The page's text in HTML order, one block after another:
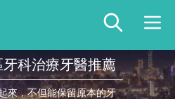
科治療牙醫推薦
來，不但能保留原本的牙